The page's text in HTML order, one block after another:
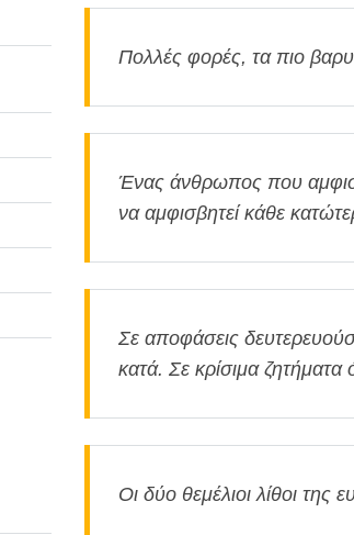
Πολλές φορές, τα πιο
Ένας άνθρωπος που
να αμφισβητεί κάθε
Σε αποφάσεις
κατά. Σε κρίσιμα
Οι δύο θεμέλιοι λίθοι της